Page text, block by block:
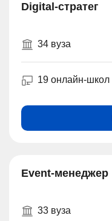
Digital-стратег
34 вуза
19 онлайн-школ
Event-менеджер
33 вуза